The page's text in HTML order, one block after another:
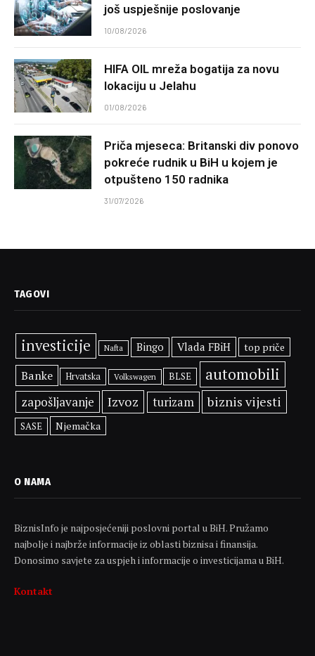
još uspješnije poslovanje
10/08/2026
HIFA OIL mreža bogatija za novu
lokaciju u Jelahu
01/08/2026
Priča mjeseca: Britanski div ponovo
pokreće rudnik u BiH u kojem je
otpušteno 150 radnika
31/07/2026
TAGOVI
investicije Nafta Bingo Vlada FBiH top priče
Banke Hrvatska Volkswagen BLSE automobili
zapošljavanje Izvoz turizam biznis vijesti
SASE Njemačka
O NAMA
BiznisInfo je najposjećeniji poslovni portal u BiH. Pružamo
najbolje i najbrže informacije iz oblasti biznisa i finansija.
Donosimo savjete za uspjeh i informacije o investicijama u BiH.
Kontakt